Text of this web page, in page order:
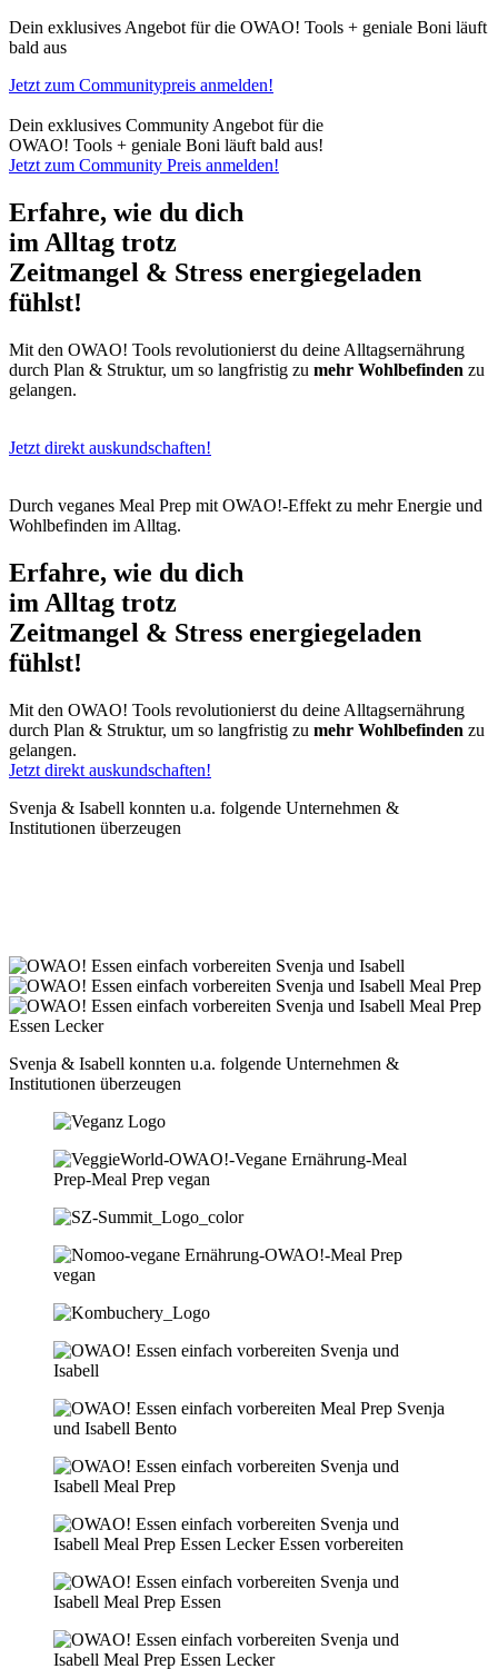
Dein exklusives Angebot für die OWAO! Tools + geniale Boni läuft
bald aus
Jetzt zum Communitypreis anmelden!
Dein exklusives Community Angebot für die
OWAO! Tools + geniale Boni läuft bald aus!
Jetzt zum Community Preis anmelden!
Erfahre, wie du dich
im Alltag trotz
Zeitmangel & Stress energiegeladen
fühlst!
Mit den OWAO! Tools revolutionierst du deine Alltagsernährung
durch Plan & Struktur, um so langfristig zu mehr Wohlbefinden zu
gelangen.
Jetzt direkt auskundschaften!
Durch veganes Meal Prep mit OWAO!-Effekt zu mehr Energie und
Wohlbefinden im Alltag.
Erfahre, wie du dich
im Alltag trotz
Zeitmangel & Stress energiegeladen
fühlst!
Mit den OWAO! Tools revolutionierst du deine Alltagsernährung
durch Plan & Struktur, um so langfristig zu mehr Wohlbefinden zu
gelangen.
Jetzt direkt auskundschaften!
Svenja & Isabell konnten u.a. folgende Unternehmen &
Institutionen überzeugen
Svenja & Isabell konnten u.a. folgende Unternehmen &
Institutionen überzeugen